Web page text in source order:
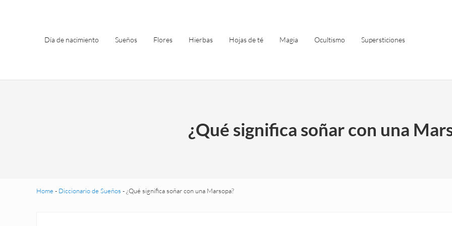
Día de nacimiento Sueños Flores Hierbas Hojas de té Magia Ocultismo Supersticiones
¿Qué significa soñar con una
Home - Diccionario de Sueños - ¿Qué significa soñar con una Marsopa?